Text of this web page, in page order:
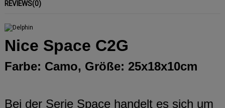
REVIEWS(0)
Nice Space C2G
Farbe: Camo, Größe: 25x18x10cm
Bei der Serie Space handelt es sich um